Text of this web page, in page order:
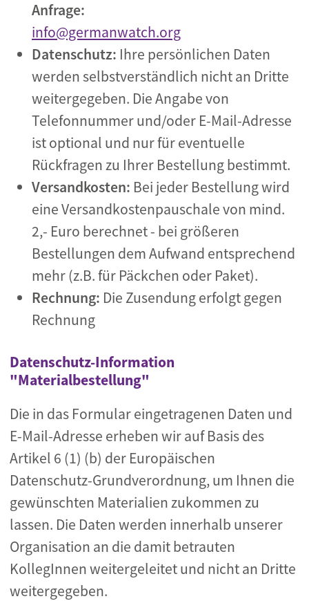
Anfrage:
info@germanwatch.org
Datenschutz: Ihre persönlichen Daten
werden selbstverständlich nicht an Dritte
weitergegeben. Die Angabe von
Telefonnummer und/oder E-Mail-Adresse
ist optional und nur für eventuelle
Rückfragen zu Ihrer Bestellung bestimmt.
Versandkosten: Bei jeder Bestellung wird
eine Versandkostenpauschale von mind.
2,- Euro berechnet - bei größeren
Bestellungen dem Aufwand entsprechend
mehr (z.B. für Päckchen oder Paket).
Rechnung: Die Zusendung erfolgt gegen
Rechnung
Datenschutz-Information
"Materialbestellung"
Die in das Formular eingetragenen Daten und
E-Mail-Adresse erheben wir auf Basis des
Artikel 6 (1) (b) der Europäischen
Datenschutz-Grundverordnung, um Ihnen die
gewünschten Materialien zukommen zu
lassen. Die Daten werden innerhalb unserer
Organisation an die damit betrauten
KollegInnen weitergeleitet und nicht an Dritte
weitergegeben.